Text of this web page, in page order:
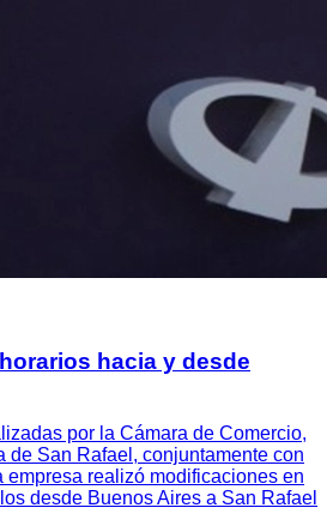
hacia y desde
por la Cámara de Comercio,
de San Rafael, conjuntamente con
empresa realizó modificaciones en
desde Buenos Aires a San Rafael